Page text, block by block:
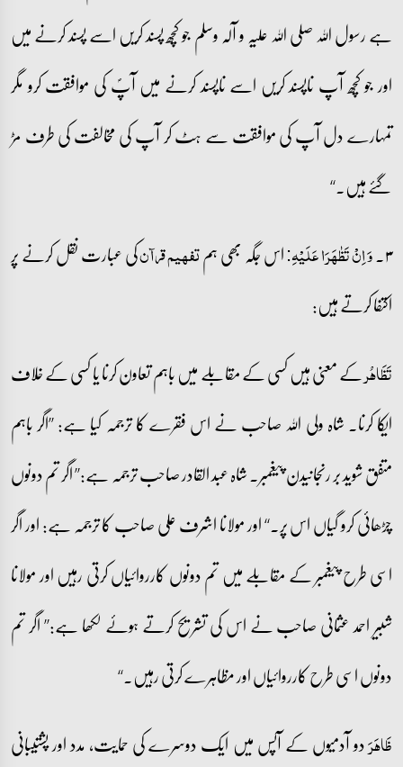
ہے رسول اللہ صلی اللہ علیہ و آلہ وسلم جو کچھ پسند کریں اسے پسند کرنے میں
اور جو کچھ آپ ناپسند کریں اسے ناپسند کرنے میں آپؐ کی موافقت کرو مگر
تمہارے دل آپ کی موافقت سے ہٹ کر آپ کی مخالفت کی طرف مڑ
گئے ہیں۔‘‘
۳۔ وَ اِنۡ تَظٰہَرَا عَلَیۡہِ:اس جگہ بھی ہمتفہیم قرآنکی عبارت نقل کرنے پر
اکتفا کرتے ہیں:
تَظَاھُرکے معنی ہیں کسی کے مقابلے میں باہم تعاون کرنا یا کسی کے خلاف
ایکا کرنا۔ شاہ ولی اللہ صاحب نے اس فقرے کا ترجمہ کیا ہے: ’’اگر باہم
متفق شوید بر رنجانیدن پیغمبر۔ شاہ عبد القادر صاحب ترجمہ ہے:’’ اگر تم دونوں
چڑھائی کرو گیاں اس پر۔‘‘ اور مولانا اشرف علی صاحب کا ترجمہ ہے: اور اگر
اسی طرح پیغمبر کے مقابلے میں تم دونوں کارروائیاں کرتی رہیں اور مولانا
شبیر احمد عثمانی صاحب نے اس کی تشریح کرتے ہوئے لکھا ہے:’’ اگر تم
دونوں اسی طرح کارروائیاں اور مظاہرے کرتی رہیں۔‘‘
ظَاہَرَدو آدمیوں کے آپس میں ایک دوسرے کی حمایت، مدد اور پشتیبانی